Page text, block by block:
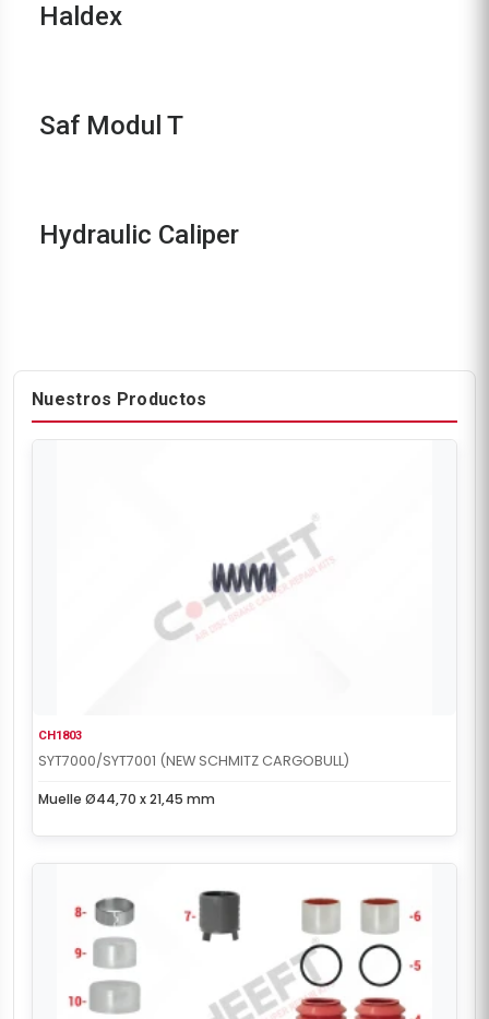
Haldex
Saf Modul T
Hydraulic Caliper
Nuestros Productos
CH1803
SYT7000/SYT7001 (NEW SCHMITZ CARGOBULL)
Muelle Ø44,70 x 21,45 mm